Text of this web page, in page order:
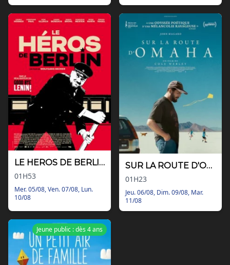
LE HEROS DE BERLIN
01H53
Mer. 05/08, Ven. 07/08, Lun.
10/08
SUR LA ROUTE D'OMAHA
01H23
Jeu. 06/08, Dim. 09/08, Mar.
11/08
Jeune public : dès 4 ans